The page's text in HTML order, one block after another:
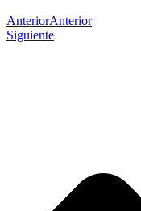
AnteriorAnterior
Siguiente